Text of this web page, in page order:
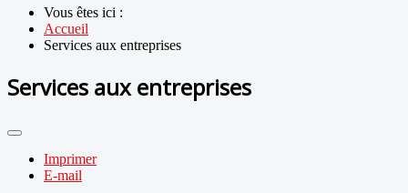
Vous êtes ici :
Accueil
Services aux entreprises
Services aux entreprises
Imprimer
E-mail